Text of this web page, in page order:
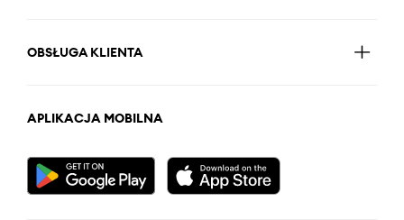
OBSŁUGA KLIENTA
APLIKACJA MOBILNA